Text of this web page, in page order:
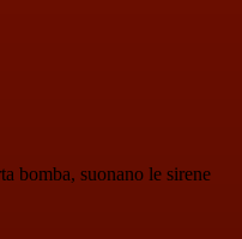
bomba, suonano le sirene